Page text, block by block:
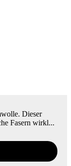
Dieser
Fasern wirkl...